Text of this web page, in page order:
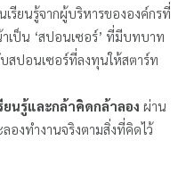
เรียนรู้จากผู้บริหารขององค์กรที่
าเป็น ‘สปอนเซอร์’ ที่มีบทบาท
สปอนเซอร์ที่ลงทุนให้สตาร์ท
ยนรู้และกล้าคิดกล้าลอง ผ่าน
องทำงานจริงตามสิ่งที่คิดไว้